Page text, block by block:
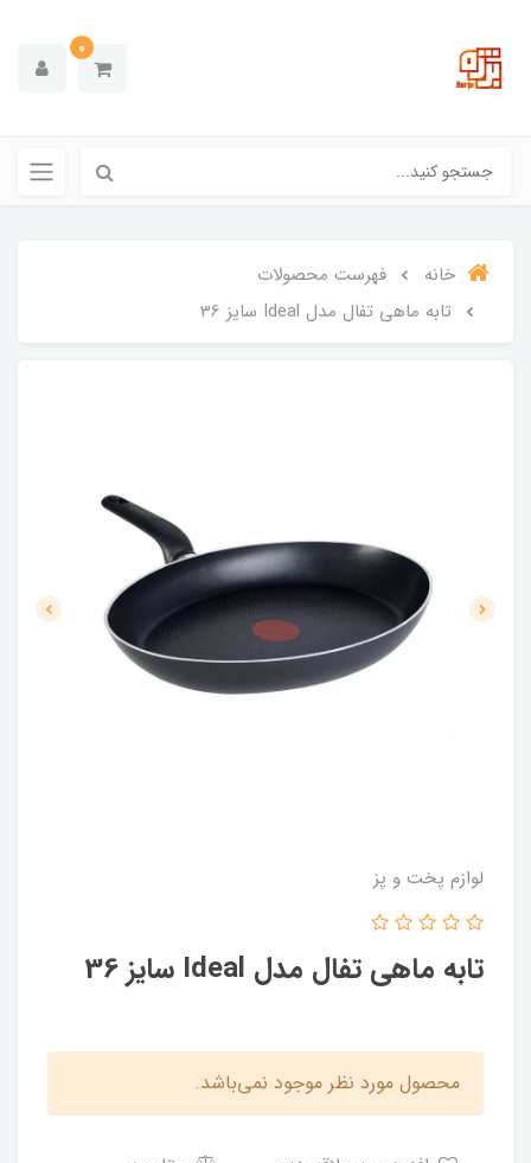
0
خانه
فهرست محصولات
تابه ماهی تفال مدل Ideal سایز 36
لوازم پخت و پز
تابه ماهی تفال مدل Ideal سایز 36
محصول مورد نظر موجود نمی‌باشد.